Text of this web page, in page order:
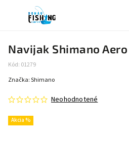
Navijak Shimano
Kód: 01279
Akcia %
Neohodnotené
Značka:Shimano